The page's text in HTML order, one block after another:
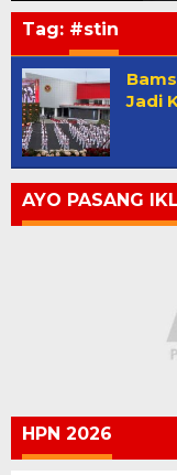
Tag: #stin
Jadi
AYO PASANG
HPN 2026